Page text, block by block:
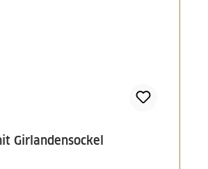
Girlandensockel